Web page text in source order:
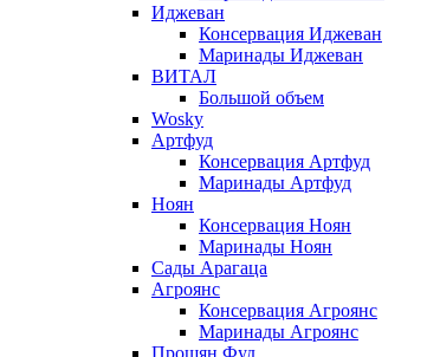
Иджеван
Консервация Иджеван
Маринады Иджеван
ВИТАЛ
Большой объем
Wosky
Артфуд
Консервация Артфуд
Маринады Артфуд
Ноян
Консервация Ноян
Маринады Ноян
Сады Арагаца
Агроянс
Консервация Агроянс
Маринады Агроянс
Прошян Фуд